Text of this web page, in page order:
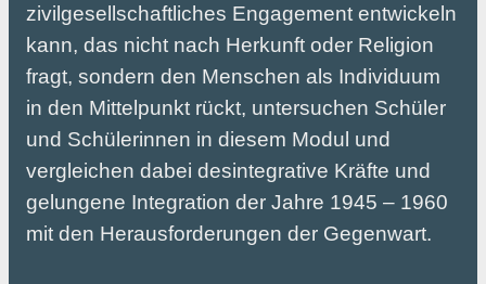
zivilgesellschaftliches Engagement entwickeln
kann, das nicht nach Herkunft oder Religion
fragt, sondern den Menschen als Individuum
in den Mittelpunkt rückt, untersuchen Schüler
und Schülerinnen in diesem Modul und
vergleichen dabei desintegrative Kräfte und
gelungene Integration der Jahre 1945 – 1960
mit den Herausforderungen der Gegenwart.